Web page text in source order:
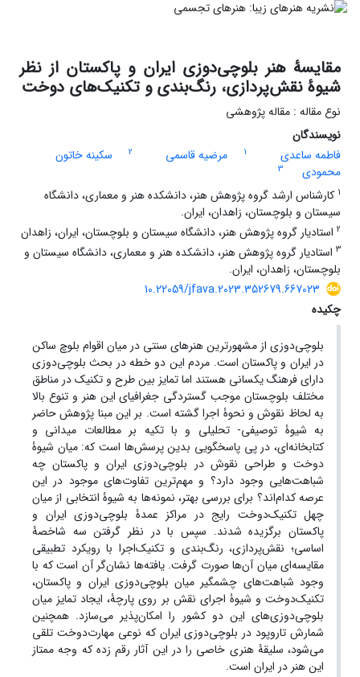
مقایسۀ هنر بلوچی‌دوزی‌ ایران و پاکستان از نظر
شیوۀ نقش‌پردازی، رنگ‌بندی و تکنیک‌های دوخت
نوع مقاله : مقاله پژوهشی
نویسندگان
فاطمه ساعدی
1 مرضیه قاسمی 2
سکینه خاتون
محمودی
3
1 کارشناس ارشد گروه پژوهش هنر، دانشکده هنر و معماری، دانشگاه
سیستان و بلوچستان، زاهدان، ایران.
2 استادیار گروه پژوهش هنر، دانشگاه سیستان و بلوچستان، ایران، زاهدان
3 استادیار گروه پژوهش هنر، دانشکده هنر و معماری، دانشگاه سیستان و
بلوچستان، زاهدان، ایران.
10.22059/jfava.2023.352679.667023
چکیده
بلوچی‌دوزی از مشهورترین هنرهای سنتی در میان اقوام بلوچ ساکن
در ایران و پاکستان است. مردم این دو خطه در بحث بلوچی‌دوزی
دارای فرهنگ یکسانی هستند اما تمایز بین طرح و تکنیک در مناطق
مختلف بلوچستان موجب گستردگی جغرافیای این هنر و تنوع بالا
به لحاظ نقوش و نحوۀ اجرا گشته است. بر این مبنا پژوهش حاضر
به شیوۀ توصیفی- تحلیلی و با تکیه بر مطالعات میدانی و
کتابخانه‌ای، در پی پاسخگویی بدین پرسش‌ها است که: میان شیوۀ
دوخت و طراحی نقوش در بلوچی‌دوزی ایران و پاکستان چه
شباهت‌هایی وجود دارد؟ و مهم‌ترین تفاوت‌های موجود در این
عرصه کدام‌اند؟ برای بررسی بهتر، نمونه‌ها به شیوۀ انتخابی از میان
چهل تکنیک‌دوخت رایج در مراکز عمدۀ بلوچی‌دوزی ایران و
پاکستان برگزیده شدند. سپس با در نظر گرفتن سه شاخصۀ
اساسی؛ نقش‌پردازی، رنگ‌بندی و تکنیک‌اجرا با رویکرد تطبیقی
مقایسه‌ای میان آن‌ها صورت گرفت. یافته‌ها نشان‌گر آن است که با
وجود شباهت‌های چشمگیر میان بلوچی‌دوزی ایران و پاکستان،
تکنیک‌دوخت و شیوۀ اجرای نقش بر روی پارچۀ، ایجاد تمایز میان
بلوچی‌دوزی‌های این دو کشور را امکان‌پذیر می‌سازد. همچنین
شمارش تاروپود در بلوچی‌دوزی ایران که نوعی مهارت‌دوخت تلقی
می‌شود، سلیقۀ هنری خاصی را در این آثار رقم زده که وجه ممتاز
این هنر در ایران است.